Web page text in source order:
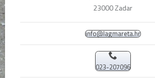
23000 Zadar
info@lagmareta.hr
023-207096